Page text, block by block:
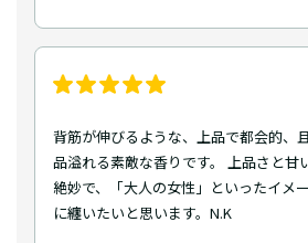
背筋が伸びるような、上品で都会的、
品溢れる素敵な香りです。 上品さと甘
絶妙で、「大人の女性」といったイメ
に纏いたいと思います。N.K